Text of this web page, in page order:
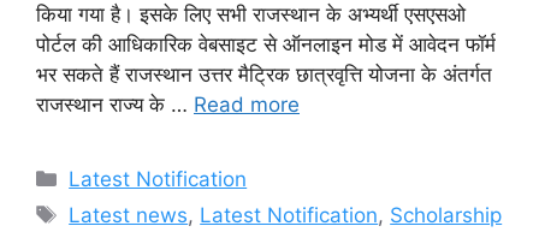
किया गया है। इसके लिए सभी राजस्थान के अभ्यर्थी एसएसओ
पोर्टल की आधिकारिक वेबसाइट से ऑनलाइन मोड में आवेदन फॉर्म
भर सकते हैं राजस्थान उत्तर मैट्रिक छात्रवृत्ति योजना के अंतर्गत
राजस्थान राज्य के … Read more
Categories
Latest Notification
Tags
Latest news, Latest Notification, Scholarship